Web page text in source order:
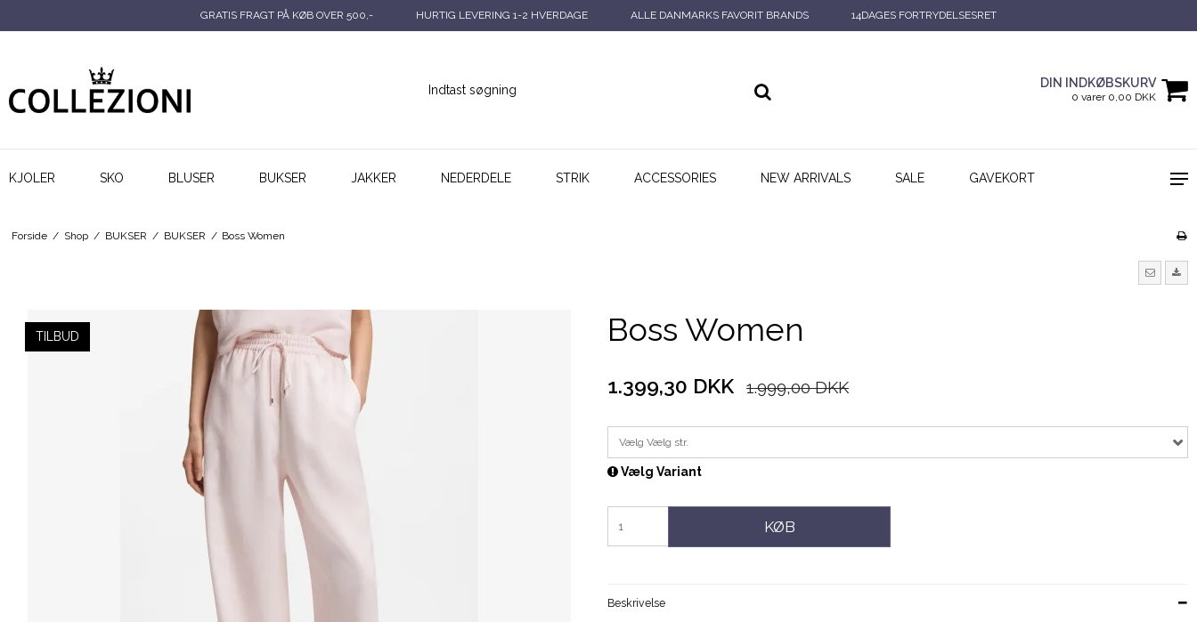
GRATIS FRAGT PÅ KØB OVER 500,- HURTIG LEVERING 1-2 HVERDAGE ALLE DANMARKS FAVORIT BRANDS 14DAGES FORTRYDELSESRET
DIN INDKØBSKURV
0 varer 0,00 DKK
KJOLER SKO BLUSER BUKSER JAKKER NEDERDELE STRIK ACCESSORIES NEW ARRIVALS SALE GAVEKORT
Forside / Shop / BUKSER / BUKSER / Boss Women
TILBUD Boss Women
1.399,30 DKK 1.999,00 DKK
Vælg Vælg str.
Vælg Variant
KØB
Beskrivelse